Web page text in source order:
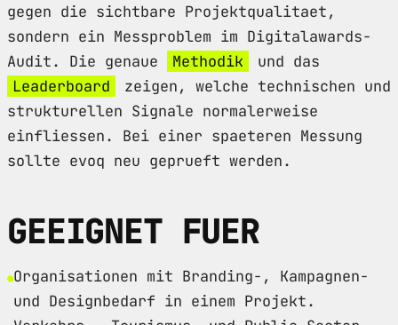
gegen die sichtbare Projektqualitaet,
sondern ein Messproblem im Digitalawards-
Audit. Die genaue
Methodik
und das
Leaderboard
zeigen, welche technischen und
strukturellen Signale normalerweise
einfliessen. Bei einer spaeteren Messung
sollte evoq neu geprueft werden.
GEEIGNET FUER
Organisationen mit Branding-, Kampagnen-
und Designbedarf in einem Projekt.